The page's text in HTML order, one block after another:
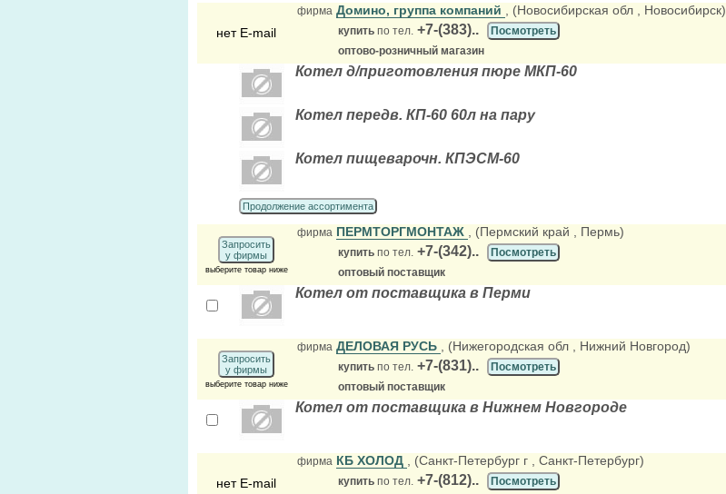
нет E-mail
фирма Домино, группа компаний , (Новосибирская обл , Новосибирск)
купить по тел. +7-(383)..
Посмотреть
оптово-розничный магазин
Котел д/приготовления пюре МКП-60
Котел передв. КП-60 60л на пару
Котел пищеварочн. КПЭСМ-60
Продолжение ассортимента
Запросить
у фирмы
выберите товар ниже
фирма ПЕРМТОРГМОНТАЖ , (Пермский край , Пермь)
купить по тел. +7-(342)..
Посмотреть
оптовый поставщик
Котел от поставщика в Перми
Запросить
у фирмы
выберите товар ниже
фирма ДЕЛОВАЯ РУСЬ , (Нижегородская обл , Нижний Новгород)
купить по тел. +7-(831)..
Посмотреть
оптовый поставщик
Котел от поставщика в Нижнем Новгороде
нет E-mail
фирма КБ ХОЛОД , (Санкт-Петербург г , Санкт-Петербург)
купить по тел. +7-(812)..
Посмотреть